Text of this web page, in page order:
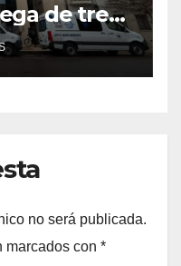
de tres
para
Familia
no será publicada.
marcados con *